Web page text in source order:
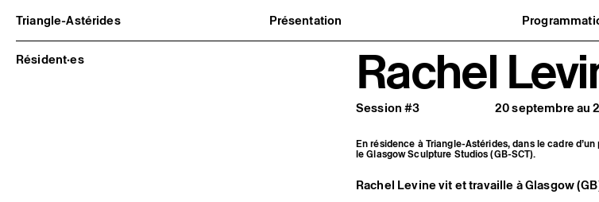
Triangle-Astérides Présentation
Centre d’art contemporain
d’intérêt national
et résidence internationale d'artistes
À propos
Équipe et gouvernance
Partenaires et réseaux
Formation professionnelle
Adhérer / nous soutenir
Rapports d'activité
Agenda :
Expositions
Médiation
Publics
Résident·es Rachel
Session #3 20 septembre au
En résidence à Triangle-Astérides, dans le cadre
le Glasgow Sculpture Studios (GB-SCT).
Rachel Levine vit et travaille à Glasgow